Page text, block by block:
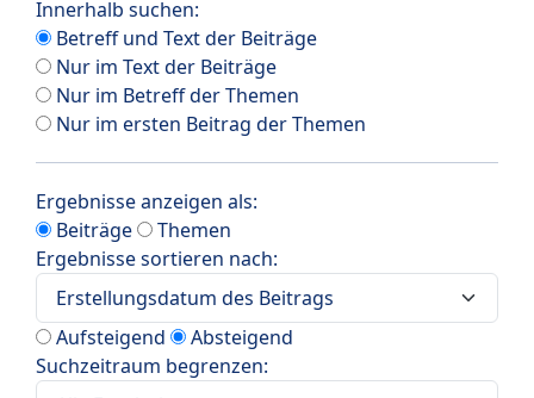
Innerhalb suchen:
Betreff und Text der Beiträge
Nur im Text der Beiträge
Nur im Betreff der Themen
Nur im ersten Beitrag der Themen
Ergebnisse anzeigen als:
Beiträge
Themen
Ergebnisse sortieren nach:
Aufsteigend
Absteigend
Suchzeitraum begrenzen: